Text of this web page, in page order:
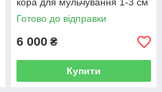
кора для мульчування 1-3 см
50 л набір 50 мішків
Готово до відправки
6 000 ₴
Купити